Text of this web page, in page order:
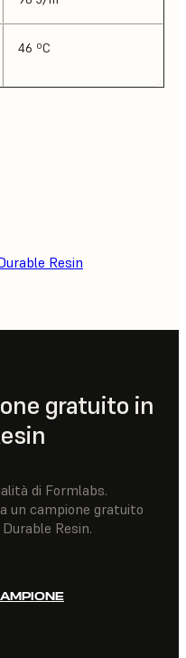
46 ºC
Resin
gratuito in
di Formlabs.
un campione gratuito
Resin.